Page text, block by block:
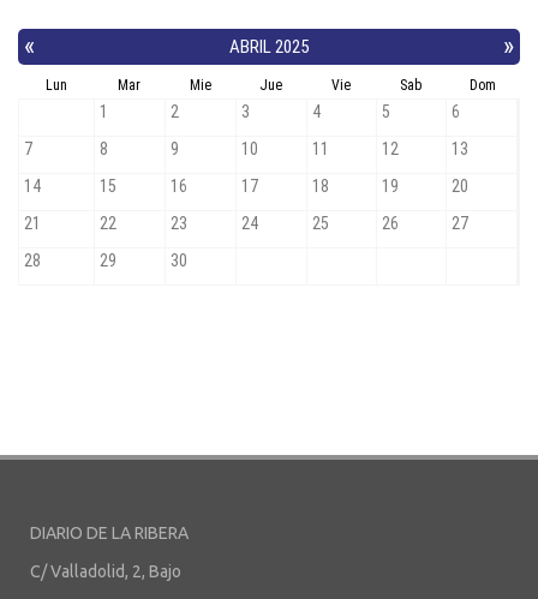
DIARIO DE LA RIBERA
C/ Valladolid, 2, Bajo